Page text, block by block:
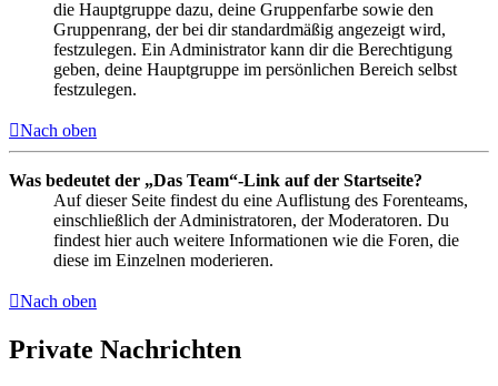
die Hauptgruppe dazu, deine Gruppenfarbe sowie den
Gruppenrang, der bei dir standardmäßig angezeigt wird,
festzulegen. Ein Administrator kann dir die Berechtigung
geben, deine Hauptgruppe im persönlichen Bereich selbst
festzulegen.
Nach oben
Was bedeutet der „Das Team“-Link auf der Startseite?
Auf dieser Seite findest du eine Auflistung des Forenteams,
einschließlich der Administratoren, der Moderatoren. Du
findest hier auch weitere Informationen wie die Foren, die
diese im Einzelnen moderieren.
Nach oben
Private Nachrichten